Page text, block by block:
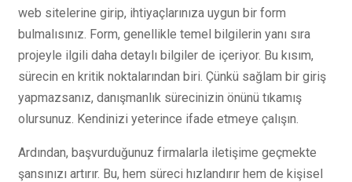
web sitelerine girip, ihtiyaçlarınıza uygun bir form
bulmalısınız. Form, genellikle temel bilgilerin yanı sıra
projeyle ilgili daha detaylı bilgiler de içeriyor. Bu kısım,
sürecin en kritik noktalarından biri. Çünkü sağlam bir giriş
yapmazsanız, danışmanlık sürecinizin önünü tıkamış
olursunuz. Kendinizi yeterince ifade etmeye çalışın.
Ardından, başvurduğunuz firmalarla iletişime geçmekte
şansınızı artırır. Bu, hem süreci hızlandırır hem de kişisel